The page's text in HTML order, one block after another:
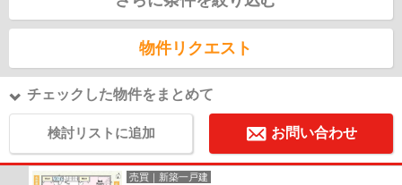
物件リクエスト
チェックした物件をまとめて
検討リストに追加 お問い合わせ
売買｜新築一戸建